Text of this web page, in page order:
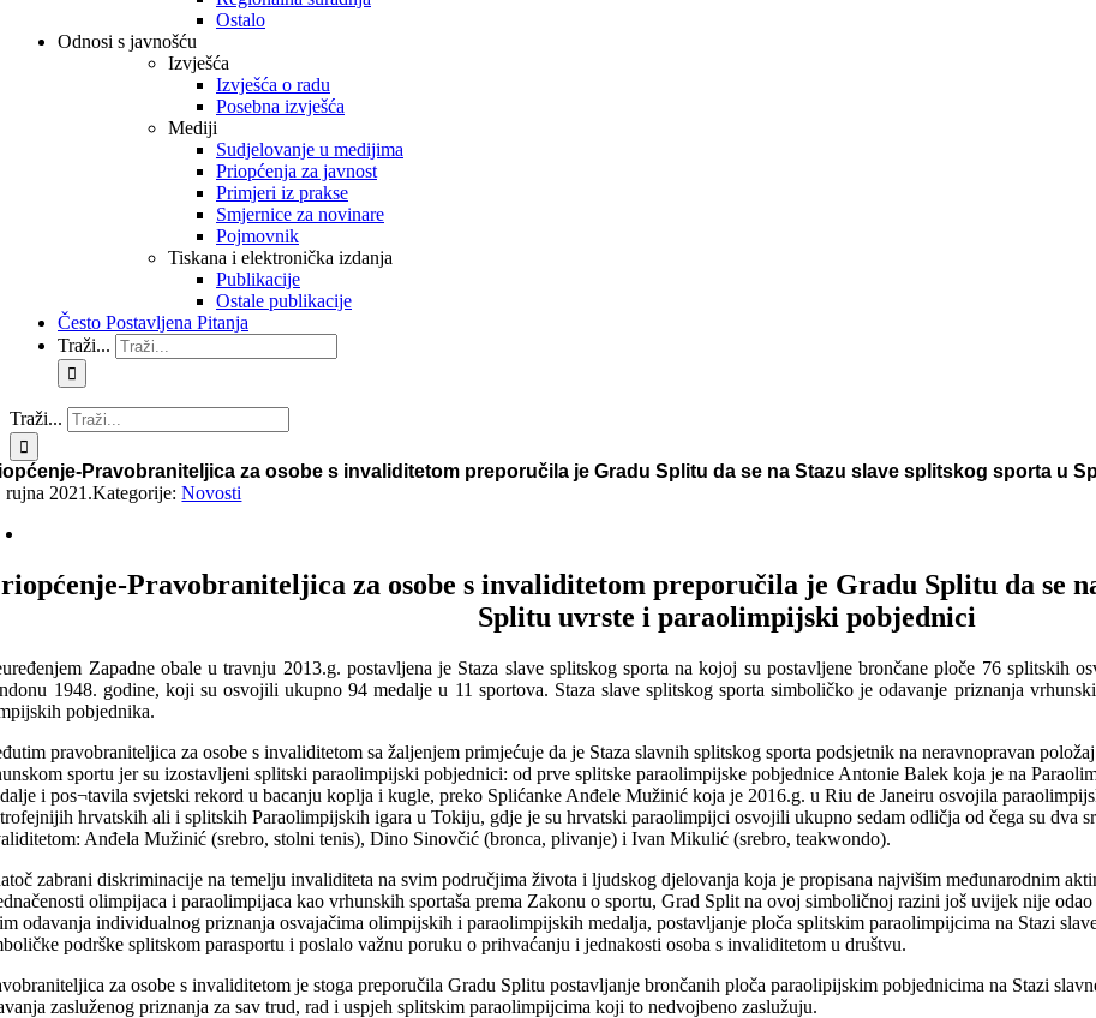
Ostalo
Odnosi s javnošću
Izvješća
Izvješća o radu
Posebna izvješća
Mediji
Sudjelovanje u medijima
Priopćenja za javnost
Primjeri iz prakse
Smjernice za novinare
Pojmovnik
Tiskana i elektronička izdanja
Publikacije
Ostale publikacije
Često Postavljena Pitanja
Traži...
Traži...
Pravobraniteljica za osobe s invaliditetom preporučila je Gradu Splitu da se na Stazu slave splitskog sporta u
rujna 2021.Kategorije:Novosti
Pravobraniteljica za osobe s invaliditetom preporučila je Gradu Splitu da se
Splitu uvrste i paraolimpijski pobjednici
Zapadne obale u travnju 2013.g. postavljena je Staza slave splitskog sporta na kojoj su postavljene brončane ploče 76 splitskih
1948. godine, koji su osvojili ukupno 94 medalje u 11 sportova. Staza slave splitskog sporta simboličko je odavanje priznanja
pobjednika.
pravobraniteljica za osobe s invaliditetom sa žaljenjem primjećuje da je Staza slavnih splitskog sporta podsjetnik na neravnopravan
sportu jer su izostavljeni splitski paraolimpijski pobjednici: od prve splitske paraolimpijske pobjednice Antonie Balek koja je na
i pos¬tavila svjetski rekord u bacanju koplja i kugle, preko Splićanke Anđele Mužinić koja je 2016.g. u Riu de Janeiru osvojila
hrvatskih ali i splitskih Paraolimpijskih igara u Tokiju, gdje je su hrvatski paraolimpijci osvojili ukupno sedam odličja od čega su dva
Anđela Mužinić (srebro, stolni tenis), Dino Sinovčić (bronca, plivanje) i Ivan Mikulić (srebro, teakwondo).
zabrani diskriminacije na temelju invaliditeta na svim područjima života i ljudskog djelovanja koja je propisana najvišim međunarodnim
olimpijaca i paraolimpijaca kao vrhunskih sportaša prema Zakonu o sportu, Grad Split na ovoj simboličnoj razini još uvijek nije
odavanja individualnog priznanja osvajačima olimpijskih i paraolimpijskih medalja, postavljanje ploča splitskim paraolimpijcima na Stazi
podrške splitskom parasportu i poslalo važnu poruku o prihvaćanju i jednakosti osoba s invaliditetom u društvu.
za osobe s invaliditetom je stoga preporučila Gradu Splitu postavljanje brončanih ploča paraolipijskim pobjednicima na Stazi
zasluženog priznanja za sav trud, rad i uspjeh splitskim paraolimpijcima koji to nedvojbeno zaslužuju.